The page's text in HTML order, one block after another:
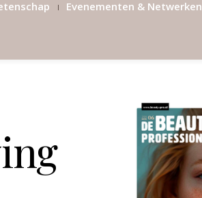
Evenementen & Netwerken